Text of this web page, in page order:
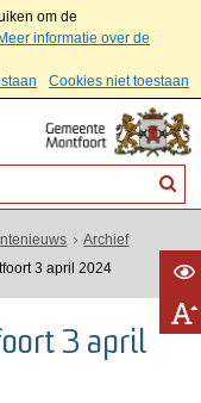
om de
Meer informatie over de
Cookies niet toestaan
Archief
3 april 2024
3 april